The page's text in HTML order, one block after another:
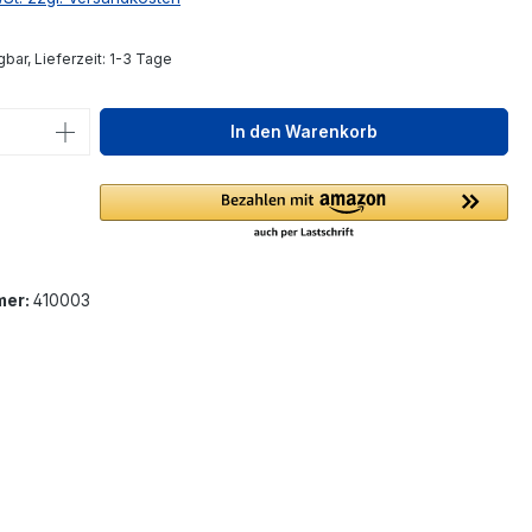
Lieferzeit: 1-3 Tage
Anzahl: Gib den gewünschten Wert
In den Warenkorb
410003